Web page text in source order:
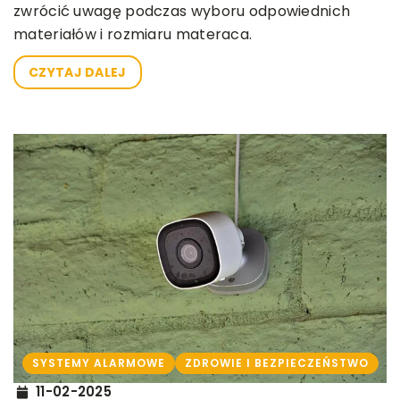
zwrócić uwagę podczas wyboru odpowiednich
materiałów i rozmiaru materaca.
CZYTAJ DALEJ
SYSTEMY ALARMOWE ZDROWIE I BEZPIECZEŃSTWO
11-02-2025